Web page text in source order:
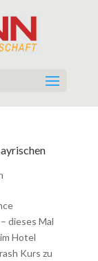
dieses Mal
Hotel
Kurs zu